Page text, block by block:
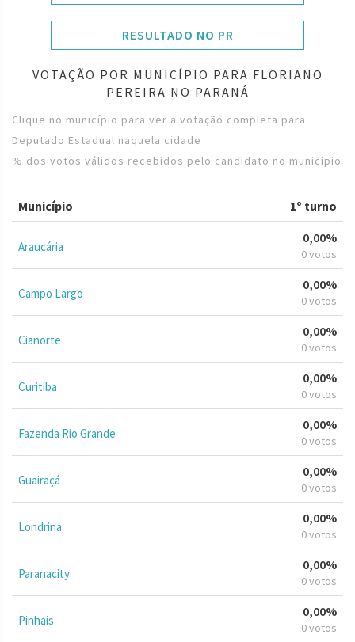
RESULTADO NO PR
VOTAÇÃO POR MUNICÍPIO PARA FLORIANO
PEREIRA NO PARANÁ
Clique no município para ver a votação completa para
Deputado Estadual naquela cidade
% dos votos válidos recebidos pelo candidato no município
Município 1º turno
Araucária
0,00%
0 votos
Campo Largo
0,00%
0 votos
Cianorte
0,00%
0 votos
Curitiba
0,00%
0 votos
Fazenda Rio Grande
0,00%
0 votos
Guairaçá
0,00%
0 votos
Londrina
0,00%
0 votos
Paranacity
0,00%
0 votos
Pinhais
0,00%
0 votos